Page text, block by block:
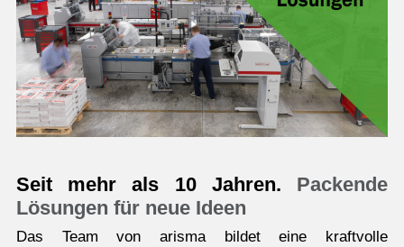
Seit mehr als 10 Jahren. Packende
Lösungen für neue Ideen
Das Team von arisma bildet eine kraftvolle